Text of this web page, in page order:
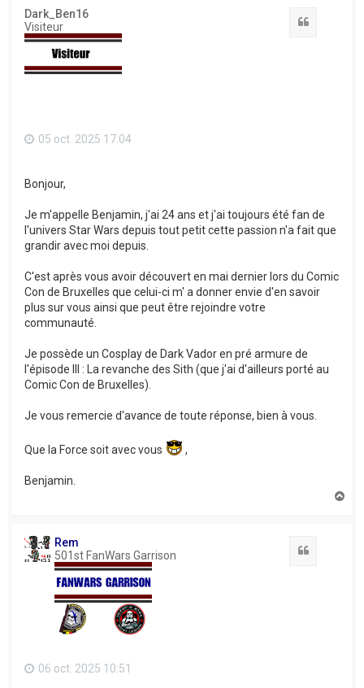
Dark_Ben16
Visiteur
05 oct. 2025 17:04
Bonjour,
Je m'appelle Benjamin, j'ai 24 ans et j'ai toujours été fan de
l'univers Star Wars depuis tout petit cette passion n'a fait que
grandir avec moi depuis.
C'est après vous avoir découvert en mai dernier lors du Comic
Con de Bruxelles que celui-ci m' a donner envie d'en savoir
plus sur vous ainsi que peut être rejoindre votre
communauté.
Je possède un Cosplay de Dark Vador en pré armure de
l'épisode III : La revanche des Sith (que j'ai d'ailleurs porté au
Comic Con de Bruxelles).
Je vous remercie d'avance de toute réponse, bien à vous.
Que la Force soit avec vous ,
Benjamin.
Rem
501st FanWars Garrison
06 oct. 2025 10:51